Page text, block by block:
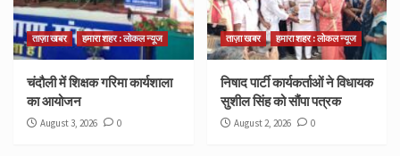
ताज़ा खबर हमारा शहर : लोकल न्यूज
चंदौली में शिक्षक गरिमा कार्यशाला
का आयोजन
August 3, 2026 0
ताज़ा खबर हमारा शहर : लोकल न्यूज
निषाद पार्टी कार्यकर्ताओं ने विधायक
सुशील सिंह को सौंपा पत्रक
August 2, 2026 0